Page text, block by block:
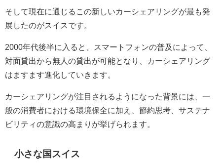
そして現在に通じるこの新しいカーシェアリングが最も発
展したのがスイスです。
2000年代後半に入ると、スマートフォンの普及によって、
対面貸出から無人の貸出が可能となり、カーシェアリング
はますます進化していきます。
カーシェアリングが注目されるようになった背景には、一
般の消費者における環境保全に加え、節約思考、サステナ
ビリティの意識の高まりが挙げられます。
小さな国スイス